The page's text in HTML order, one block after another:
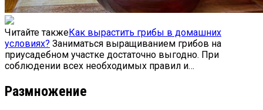
Читайте такжеКак вырастить грибы в домашних
условиях? Заниматься выращиванием грибов на
приусадебном участке достаточно выгодно. При
соблюдении всех необходимых правил и…
Размножение